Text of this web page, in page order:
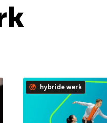
hybride werk